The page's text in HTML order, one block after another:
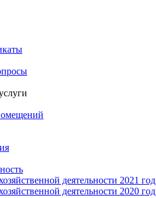
деятельности 2021 год
деятельности 2020 год